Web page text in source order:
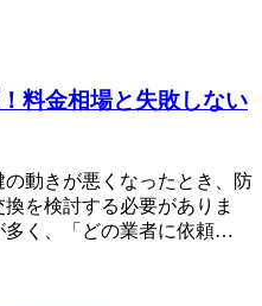
料金相場と失敗しない
動きが悪くなったとき、防
を検討する必要がありま
多く、「どの業者に依頼…